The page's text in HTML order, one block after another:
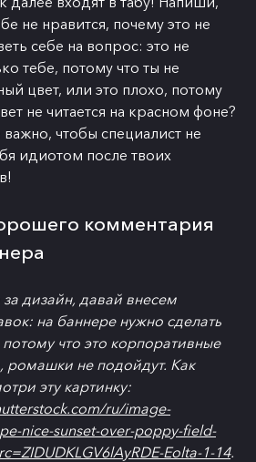
не нравится, почему это не
себе на вопрос: это не
тебе, потому что ты не
цвет, или это плохо, потому
не читается на красном фоне?
чтобы специалист не
идиотом после твоих
комментария
дизайн, давай внесем
на баннере нужно сделать
что это корпоративные
ромашки не подойдут. Как
эту картинку:
ru/image-
nice-sunset-over-poppy-field-
Eolta-1-14.